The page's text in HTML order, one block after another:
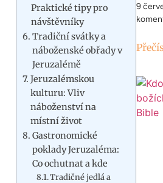
Praktické tipy pro
návštěvníky
Tradiční svátky a
náboženské obřady v
Jeruzalémě
Jeruzalémskou
kulturu: Vliv
náboženství na
místní život
Gastronomické
poklady Jeruzaléma:
Co ochutnat a kde
Tradičné jedlá a
9